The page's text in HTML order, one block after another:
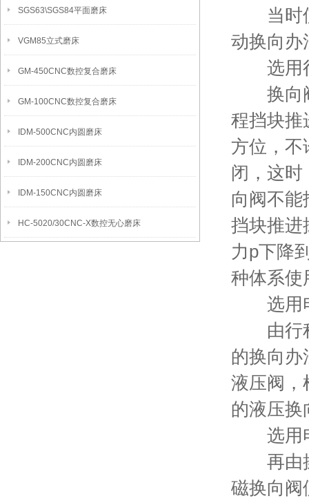
SGS63\SGS84平面磨床
VGM85立式磨床
GM-450CNC数控复合磨床
GM-100CNC数控复合磨床
IDM-500CNC内圆磨床
IDM-200CNC内圆磨床
IDM-150CNC内圆磨床
HC-5020/30CNC-X数控无心磨床
当时使
动换向办
选用行
换向阀
程挡块推
方位，不
闭，这
向阀不能
挡块推进
力p下降
种体系使
选用电
由行程
的换向办
液压阀，
的液压换
选用电
再由操
磁换向阀